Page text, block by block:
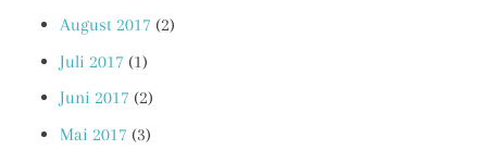
August 2017 (2)
Juli 2017 (1)
Juni 2017 (2)
Mai 2017 (3)